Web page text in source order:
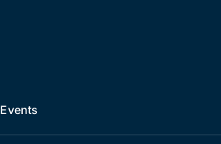
Events